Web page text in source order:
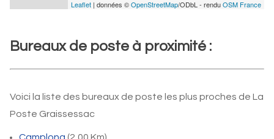
Leaflet | données ©OpenStreetMap/ODbL - renduOSM France
Bureaux de poste à proximité :
Voici la liste des bureaux de poste les plus proches de La
Poste Graissessac